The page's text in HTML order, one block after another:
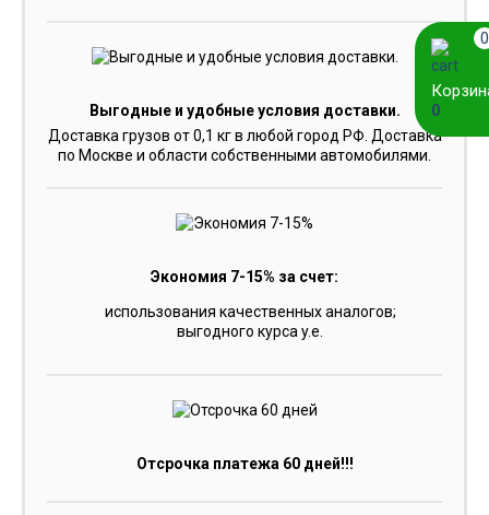
Выгодные и удобные условия доставки.
Доставка грузов от 0,1 кг в любой город РФ. Доставка
по Москве и области собственными автомобилями.
Экономия 7-15% за счет:
использования качественных аналогов;
выгодного курса y.e.
Отсрочка платежа 60 дней!!!
0
0